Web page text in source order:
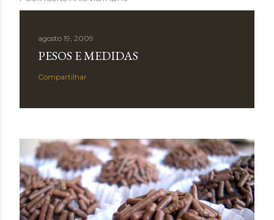
agosto 19, 2009
PESOS E MEDIDAS
Compartilhar